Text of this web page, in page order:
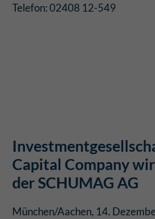
Telefon: 02408 12-549
Capital Company
der SCHUMAG AG
München/Aachen, 14.